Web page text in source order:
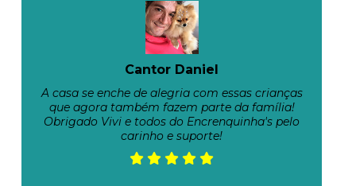
Cantor Daniel
A casa se enche de alegria com essas crianças
que agora também fazem parte da família!
Obrigado Vivi e todos do Encrenquinha's pelo
carinho e suporte!